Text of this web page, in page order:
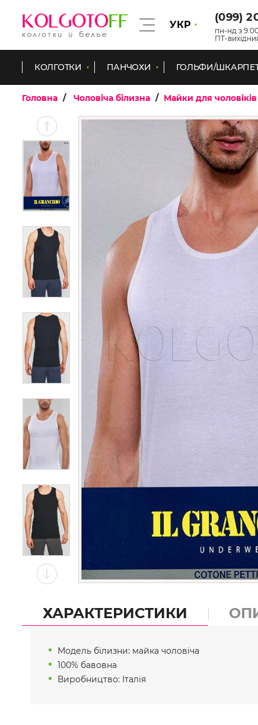
УКР
(099)
пн-нд з
ПТ-
КОЛГОТКИ ПАНЧОХИ ГОЛЬФИ/
Головна Чоловіча білизна Майки для чоловіків
ХАРАКТЕРИСТИКИ
Модель білизни: майка чоловіча
100% бавовна
Виробництво: Італія